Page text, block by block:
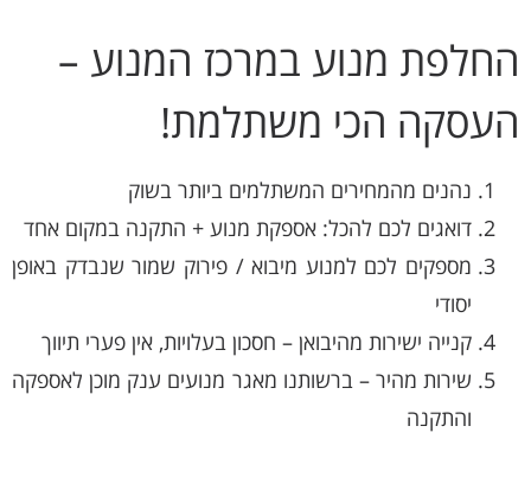
החלפת מנוע במרכז המנוע –
העסקה הכי משתלמת!
נהנים מהמחירים המשתלמים ביותר בשוק
דואגים לכם להכל: אספקת מנוע + התקנה במקום אחד
מספקים לכם למנוע מיבוא / פירוק שמור שנבדק באופן
יסודי
קנייה ישירות מהיבואן – חסכון בעלויות, אין פערי תיווך
שירות מהיר – ברשותנו מאגר מנועים ענק מוכן לאספקה
והתקנה